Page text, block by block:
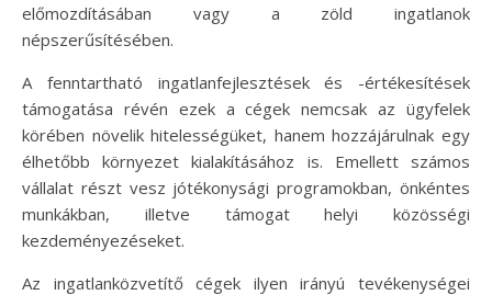
előmozdításában vagy a zöld ingatlanok
népszerűsítésében.
A fenntartható ingatlanfejlesztések és -értékesítések
támogatása révén ezek a cégek nemcsak az ügyfelek
körében növelik hitelességüket, hanem hozzájárulnak egy
élhetőbb környezet kialakításához is. Emellett számos
vállalat részt vesz jótékonysági programokban, önkéntes
munkákban, illetve támogat helyi közösségi
kezdeményezéseket.
Az ingatlanközvetítő cégek ilyen irányú tevékenységei